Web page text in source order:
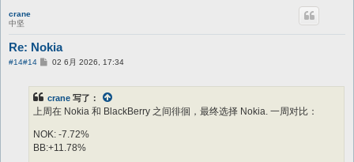
crane
中坚
Re: Nokia
#14#14
帖
02 6月 2026, 17:34
crane 写了：
上周在 Nokia 和 BlackBerry 之间徘徊，最终选择 Nokia. 一周对比：
NOK: -7.72%
BB:+11.78%